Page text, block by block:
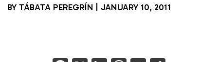
BY TÁBATA PEREGRÍN JANUARY 10, 2011